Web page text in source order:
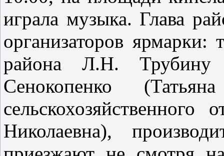
играла музыка. Глава
организаторов ярмарки:
района Л.Н. Трубину
Сенокопенко
Николаевна),